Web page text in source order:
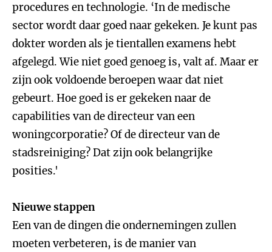
procedures en technologie. ‘In de medische
sector wordt daar goed naar gekeken. Je kunt pas
dokter worden als je tientallen examens hebt
afgelegd. Wie niet goed genoeg is, valt af. Maar er
zijn ook voldoende beroepen waar dat niet
gebeurt. Hoe goed is er gekeken naar de
capabilities van de directeur van een
woningcorporatie? Of de directeur van de
stadsreiniging? Dat zijn ook belangrijke
posities.'
Nieuwe stappen
Een van de dingen die ondernemingen zullen
moeten verbeteren, is de manier van